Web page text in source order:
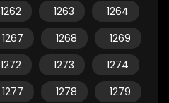
1262 1263
1264
1267 1268
1269
1272 1273
1274
1277 1278
1279